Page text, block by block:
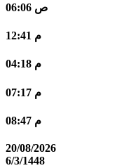
06:06 ص
12:41 م
04:18 م
07:17 م
08:47 م
20/08/2026
6/3/1448